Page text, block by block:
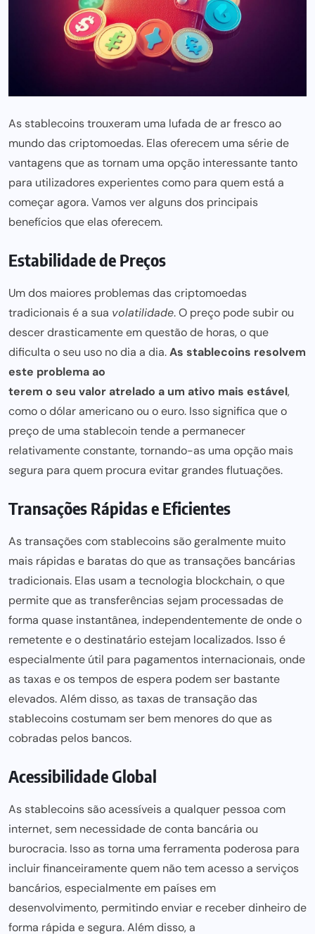
As stablecoins trouxeram uma lufada de ar fresco ao
mundo das criptomoedas. Elas oferecem uma série de
vantagens que as tornam uma opção interessante tanto
para utilizadores experientes como para quem está a
começar agora. Vamos ver alguns dos principais
benefícios que elas oferecem.
Estabilidade de Preços
Um dos maiores problemas das criptomoedas
tradicionais é a sua volatilidade. O preço pode subir ou
descer drasticamente em questão de horas, o que
dificulta o seu uso no dia a dia.As stablecoins resolvem
este problema ao
terem o seu valor atrelado a um ativo mais estável,
como o dólar americano ou o euro. Isso significa que o
preço de uma stablecoin tende a permanecer
relativamente constante, tornando-as uma opção mais
segura para quem procura evitar grandes flutuações.
Transações Rápidas e Eficientes
As transações com stablecoins são geralmente muito
mais rápidas e baratas do que as transações bancárias
tradicionais. Elas usam a tecnologia blockchain, o que
permite que as transferências sejam processadas de
forma quase instantânea, independentemente de onde o
remetente e o destinatário estejam localizados. Isso é
especialmente útil para pagamentos internacionais, onde
as taxas e os tempos de espera podem ser bastante
elevados. Além disso, as taxas de transação das
stablecoins costumam ser bem menores do que as
cobradas pelos bancos.
Acessibilidade Global
As stablecoins são acessíveis a qualquer pessoa com
internet, sem necessidade de conta bancária ou
burocracia. Isso as torna uma ferramenta poderosa para
incluir financeiramentequem não temacesso a serviços
bancários, especialmente em países em
desenvolvimento, permitindo enviar e receber dinheiro de
forma rápida e segura. Além disso, a